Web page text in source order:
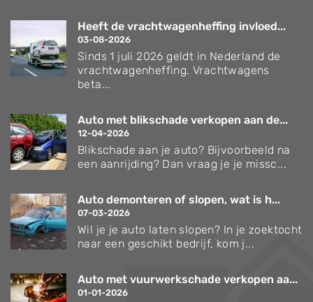
Heeft de vrachtwagenheffing invloed...
03-08-2026
Sinds 1 juli 2026 geldt in Nederland de
vrachtwagenheffing. Vrachtwagens
beta...
Auto met blikschade verkopen aan de...
12-04-2026
Blikschade aan je auto? Bijvoorbeeld na
een aanrijding? Dan vraag je je missc...
Auto demonteren of slopen, wat is h...
07-03-2026
Wil je je auto laten slopen? In je zoektocht
naar een geschikt bedrijf, kom j...
Auto met vuurwerkschade verkopen aa...
01-01-2026